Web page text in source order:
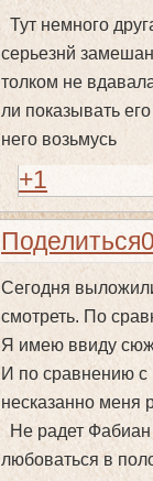
Тут немного
серьезнй
толком не
ли показывать
него возьмусь
+1
Поделиться
Сегодня
смотреть. По
Я имею ввиду
И по сравнению с
несказанно меня
Не радет Фабиан
любоваться в